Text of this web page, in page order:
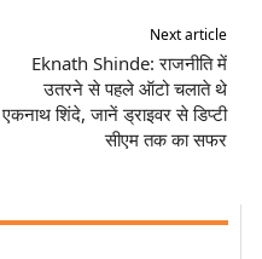
Next article
Eknath Shinde: राजनीति में
उतरने से पहले ऑटो चलाते थे
एकनाथ शिंदे, जानें ड्राइवर से डिप्टी
सीएम तक का सफर